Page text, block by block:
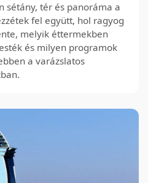
sétány, tér és panoráma a
fel együtt, hol ragyog
melyik éttermekben
és milyen programok
a varázslatos